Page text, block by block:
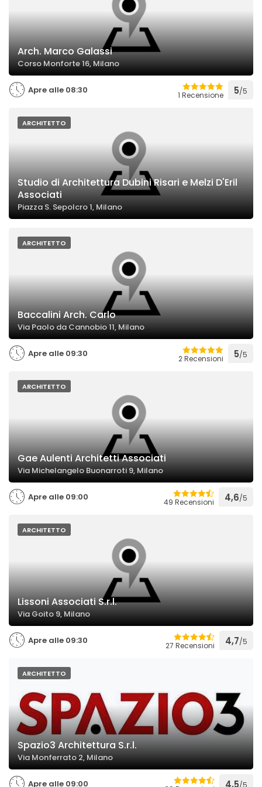
Arch. Marco Galassi
Corso Monforte 16, Milano
Apre alle 08:30 1 Recensione 5/5
ARCHITETTO
Studio di Architettura Dubini Risari e Melzi D'Eril
Associati
Piazza S. Sepolcro 1, Milano
ARCHITETTO
Baccalini Arch. Carlo
Via Paolo da Cannobio 11, Milano
Apre alle 09:30 2 Recensioni 5/5
ARCHITETTO
Gae Aulenti Architetti Associati
Via Michelangelo Buonarroti 9, Milano
Apre alle 09:00 49 Recensioni 4,6/5
ARCHITETTO
Lissoni Associati S.r.l.
Via Goito 9, Milano
Apre alle 09:30 27 Recensioni 4,7/5
ARCHITETTO
Spazio3 Architettura S.r.l.
Via Monferrato 2, Milano
Apre alle 09:00 4,5/5